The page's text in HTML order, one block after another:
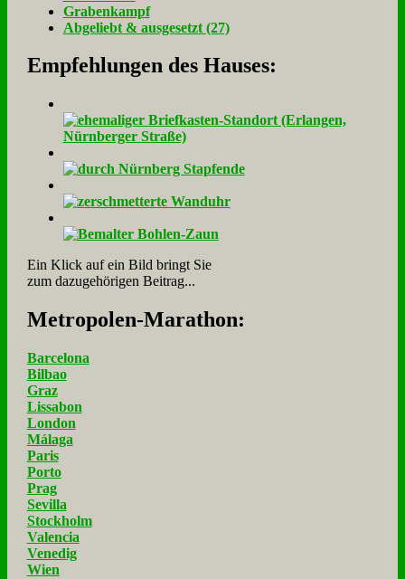
Gra­ben­kampf
Ab­ge­liebt & aus­ge­setzt (27)
Empfehlungen des Hauses:
Ein Klick auf ein Bild bringt Sie
zum dazugehörigen Beitrag...
Me­tro­po­len-Ma­ra­thon:
Barcelona
Bilbao
Graz
Lissabon
London
Málaga
Paris
Porto
Prag
Sevilla
Stockholm
Valencia
Venedig
Wien